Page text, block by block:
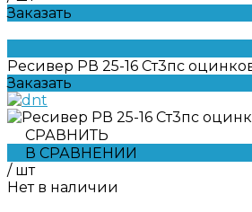
Заказать
Ресивер РВ 25-16 Ст3пс
Заказать
СРАВНИТЬ
В СРАВНЕНИИ
/ шт
Нет в наличии